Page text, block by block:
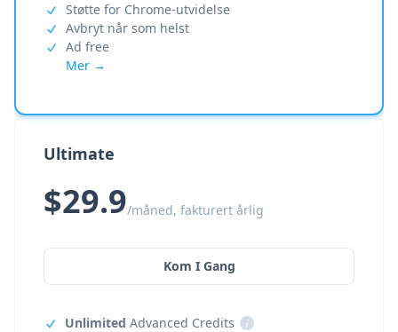
Støtte for Chrome-utvidelse
Avbryt når som helst
Ad free
Mer →
Ultimate
$29.9/måned, fakturert årlig
Kom I Gang
Unlimited Advanced Credits
i